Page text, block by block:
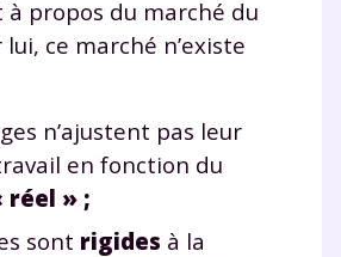
propos du marché du
ce marché n’existe
n’ajustent pas leur
en fonction du
réel » ;
sont rigides à la